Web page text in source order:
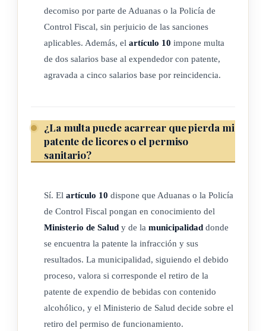
legales que justifiquen sus inventarios.
distribuidor de bebidas alcohólicas, existen productos que no
hayan pagado los derechos o impuestos aduaneros
le serán aplicables, según corresponda, las disposiciones
sancionatorias establecidas en la Ley general de aduanas, N.º
7557, sus reformas y normas conexas.
ARTÍCULO 7
Si en los locales comerciales, las oficinas centrales, las
sucursales, las plantas de producción, los almacenes, los
decomiso por parte de Aduanas o la Policía de
Control Fiscal, sin perjuicio de las sanciones
aplicables. Además, el artículo 10 impone multa
de dos salarios base al expendedor con patente,
agravada a cinco salarios base por reincidencia.
¿La multa puede acarrear que pierda mi
patente de licores o el permiso
sanitario?
Sí. El artículo 10 dispone que Aduanas o la Policía
de Control Fiscal pongan en conocimiento del
Ministerio de Salud y de la municipalidad donde
se encuentra la patente la infracción y sus
resultados. La municipalidad, siguiendo el debido
proceso, valora si corresponde el retiro de la
patente de expendio de bebidas con contenido
alcohólico, y el Ministerio de Salud decide sobre el
retiro del permiso de funcionamiento.